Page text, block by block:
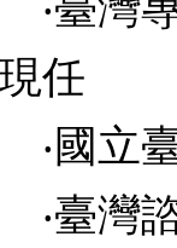
現任
‧國立
‧臺灣